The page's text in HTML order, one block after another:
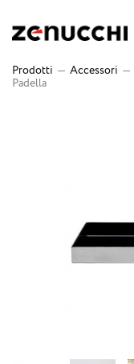
Prodotti — Accessori —
Padella